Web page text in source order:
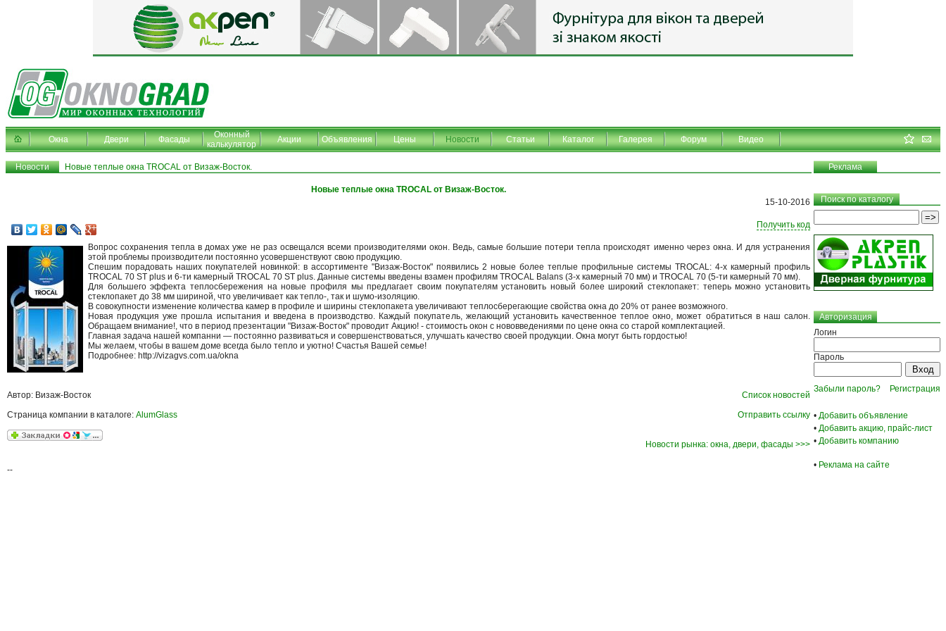
Окна Двери Фасады
Оконный
калькулятор
Акции Объявления Цены Новости Статьи Каталог Галерея Форум Видео
Новости Новые теплые окна TROCAL от Визаж-Восток. Реклама
Новые теплые окна TROCAL от Визаж-Восток.
15-10-2016
Получить код
Вопрос сохранения тепла в домах уже не раз освещался всеми производителями окон. Ведь, самые большие потери тепла происходят именно через окна. И для устранения
этой проблемы производители постоянно усовершенствуют свою продукцию.
Спешим порадовать наших покупателей новинкой: в ассортименте "Визаж-Восток" появились 2 новые более теплые профильные системы TROCAL: 4-х камерный профиль
TROCAL 70 ST plus и 6-ти камерный TROCAL 70 ST plus. Данные системы введены взамен профилям TROCAL Balans (3-х камерный 70 мм) и TROCAL 70 (5-ти камерный 70 мм).
Для большего эффекта теплосбережения на новые профиля мы предлагает своим покупателям установить новый более широкий стеклопакет: теперь можно установить
стеклопакет до 38 мм шириной, что увеличивает как тепло-, так и шумо-изоляцию.
В совокупности изменение количества камер в профиле и ширины стеклопакета увеличивают теплосберегающие свойства окна до 20% от ранее возможного.
Новая продукция уже прошла испытания и введена в производство. Каждый покупатель, желающий установить качественное теплое окно, может обратиться в наш салон.
Обращаем внимание!, что в период презентации "Визаж-Восток" проводит Акцию! - стоимость окон с нововведениями по цене окна со старой комплектацией.
Главная задача нашей компанни — постоянно развиваться и совершенствоваться, улучшать качество своей продукции. Окна могут быть гордостью!
Мы желаем, чтобы в вашем доме всегда было тепло и уютно! Счастья Вашей семье!
Подробнее: http://vizagvs.com.ua/okna
Автор: Визаж-Восток
Страница компании в каталоге: AlumGlass
Список новостей
Отправить ссылку
Новости рынка: окна, двери, фасады >>>
--
Поиск по каталогу
Авторизация
Логин
Пароль
Забыли пароль? Регистрация
• Добавить объявление
• Добавить акцию, прайс-лист
• Добавить компанию
• Реклама на сайте